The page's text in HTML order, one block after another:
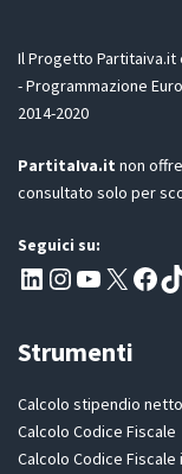
D
R
*
Il Progetto Partitaiva.it
- Programmazione
2014-2020
PartitaIva.it non
consultato solo per
Seguici su:
Pagina LinkedIn PartitaIva
Instagram
Canale YouTube Evoluzione -
X Segui
Strumenti
Calcolo stipendio netto
Calcolo Codice Fiscale
Calcolo Codice Fiscale